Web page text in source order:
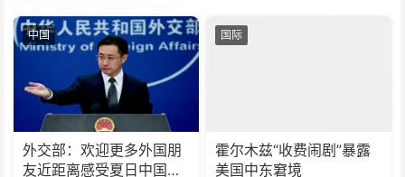
中国
外交部：欢迎更多外国朋
友近距离感受夏日中国的
国际
霍尔木兹“收费闹剧”暴露
美国中东窘境